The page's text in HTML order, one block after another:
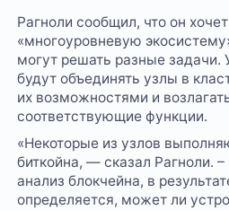
Рагноли сообщил, что он
«многоуровневую
могут решать разные
будут объединять узлы в
их возможностями и
соответствующие функции.
«Некоторые из узлов
биткойна, — сказал Рагноли.
анализ блокчейна, в
определяется, может ли